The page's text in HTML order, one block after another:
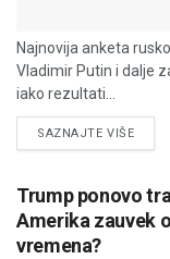
Najnovija anketa
Vladimir Putin i dalje
iako rezultati...
SAZNAJTE VIŠE
Trump ponovo
Amerika zauvek
vremena?